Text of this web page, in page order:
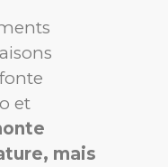
et
mais